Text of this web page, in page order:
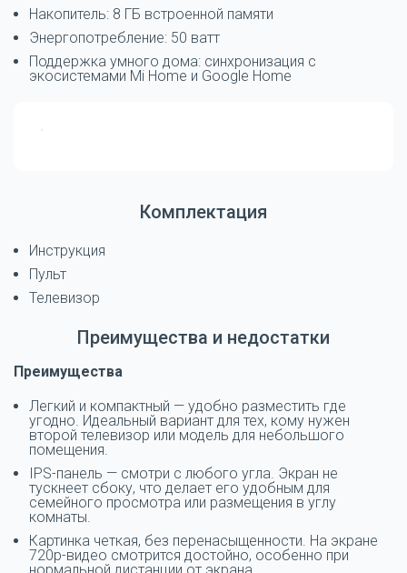
Накопитель: 8 ГБ встроенной памяти
Энергопотребление: 50 ватт
Поддержка умного дома: синхронизация с
экосистемами Mi Home и Google Home
Комплектация
Инструкция
Пульт
Телевизор
Преимущества и недостатки
Преимущества
Легкий и компактный — удобно разместить где
угодно. Идеальный вариант для тех, кому нужен
второй телевизор или модель для небольшого
помещения.
IPS-панель — смотри с любого угла. Экран не
тускнеет сбоку, что делает его удобным для
семейного просмотра или размещения в углу
комнаты.
Картинка четкая, без перенасыщенности. На экране
720p-видео смотрится достойно, особенно при